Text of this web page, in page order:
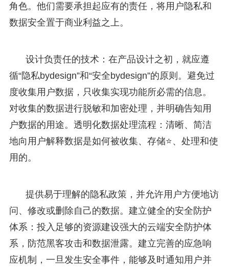
角色。他们需要承担起应有的责任，将用户隐私和
数据安全置于商业利益之上。
设计负责任的技术：在产品设计之初，就应遵
循“隐私bydesign”和“安全bydesign”的原则。避免过
度收集用户数据，只收集实现功能所必需的信息。
对收集的数据进行脱敏和加密处理，并明确告知用
户数据的用途。透明化数据处理流程：清晰、简洁
地向用户解释数据是如何被收集、存储⭐、处理和使
用的。
提供易于理解的隐私政策，并允许用户方便地访
问、修改或删除自己的数据。建立健全的安全防护
体系：投入足够的资源建设强大的云端安全防护体
系，防范黑客攻击和数据泄露。建立完善的应急响
应机制，一旦发生安全事件，能够及时通知用户并